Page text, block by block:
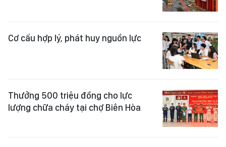
Cơ cấu hợp lý, phát huy nguồn lực
Thưởng 500 triệu đồng cho lực
lượng chữa cháy tại chợ Biên Hòa